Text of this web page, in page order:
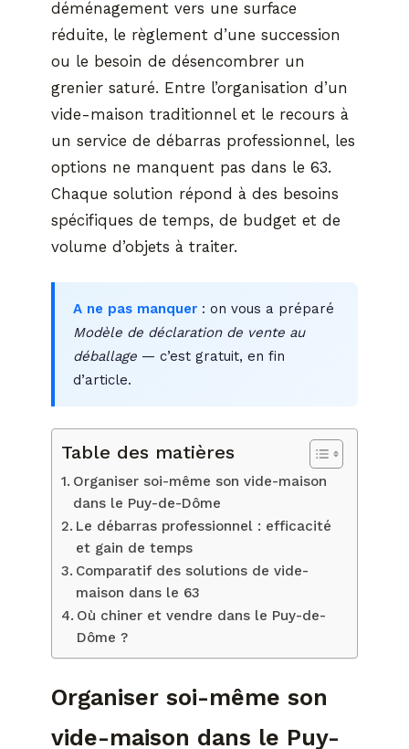
déménagement vers une surface
réduite, le règlement d’une succession
ou le besoin de désencombrer un
grenier saturé. Entre l’organisation d’un
vide-maison traditionnel et le recours à
un service de débarras professionnel, les
options ne manquent pas dans le 63.
Chaque solution répond à des besoins
spécifiques de temps, de budget et de
volume d’objets à traiter.
A ne pas manquer : on vous a préparé
Modèle de déclaration de vente au
déballage — c’est gratuit, en fin
d’article.
Table des matières
Organiser soi-même son vide-maison
dans le Puy-de-Dôme
Le débarras professionnel : efficacité
et gain de temps
Comparatif des solutions de vide-
maison dans le 63
Où chiner et vendre dans le Puy-de-
Dôme ?
Organiser soi-même son
vide-maison dans le Puy-